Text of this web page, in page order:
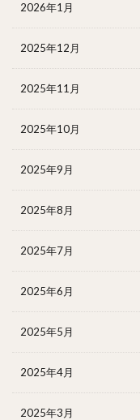
2026年1月
2025年12月
2025年11月
2025年10月
2025年9月
2025年8月
2025年7月
2025年6月
2025年5月
2025年4月
2025年3月